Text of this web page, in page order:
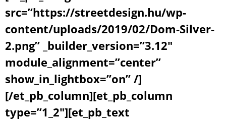
src=”https://streetdesign.hu/wp-
content/uploads/2019/02/Dom-Silver-
2.png” _builder_version=”3.12″
module_alignment=”center”
show_in_lightbox=”on” /]
[/et_pb_column][et_pb_column
type=”1_2″][et_pb_text